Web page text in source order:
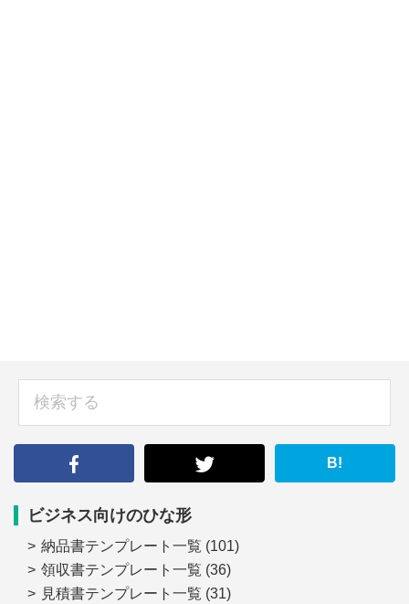
B!
ビジネス向けのひな形
納品書テンプレート一覧 (101)
領収書テンプレート一覧 (36)
見積書テンプレート一覧 (31)